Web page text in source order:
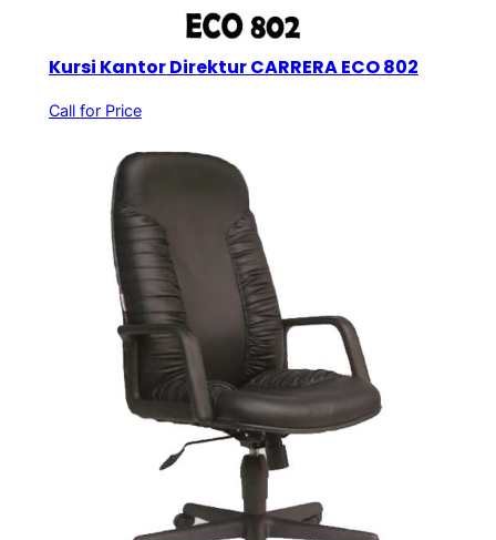
Kursi Kantor Direktur CARRERA ECO 802
Call for Price